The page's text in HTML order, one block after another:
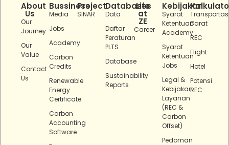
About
Us
Our
Journey
Our
Value
Contact
Us
Bussiness
Media
Jobs
Academy
Carbon
Credits
Renewable
Energy
Certificate
Carbon
Accounting
Software
Project
SINAR
Databases
Data
Daftar
Peraturan
PLTS
Database
Sustainability
Reports
Life
at
ZE
Career
Kebijakan
Syarat
Ketentuan
Academy
Syarat
Ketentuan
Jobs
Legal &
Kebijakan
Layanan
(REC &
Carbon
Offset)
Pedoman
Darat
REC
Flight
Hotel
Potensi
REC